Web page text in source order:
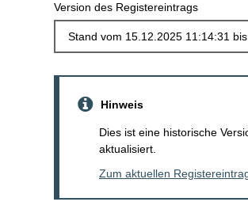
Version des Registereintrags
Hinweis
Dies ist eine historische
aktualisiert.
Zum aktuellen